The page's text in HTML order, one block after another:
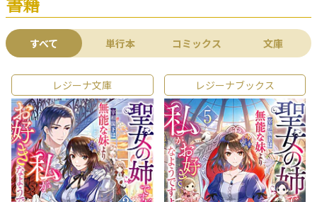
すべて 単行本 コミックス 文庫
レジーナ文庫 レジーナブックス